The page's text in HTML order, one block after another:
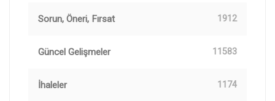
Sorun, Öneri, Fırsat 1912
Güncel Gelişmeler 11583
İhaleler 1174